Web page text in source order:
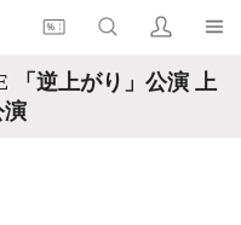
「逆上がり」公演 上
演